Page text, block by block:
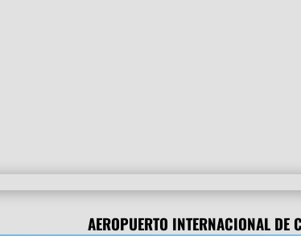
AEROPUERTO INTERNACIONAL DE